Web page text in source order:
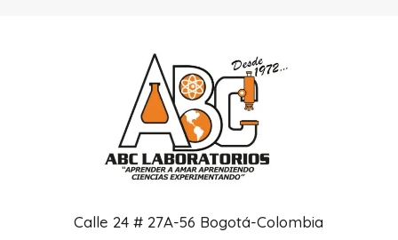
Calle 24 # 27A-56 Bogotá-Colombia